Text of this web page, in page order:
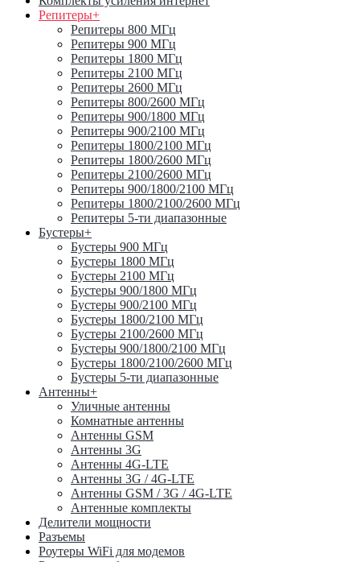
Репитеры+
Репитеры 800 МГц
Репитеры 900 МГц
Репитеры 1800 МГц
Репитеры 2100 МГц
Репитеры 2600 МГц
Репитеры 800/2600 МГц
Репитеры 900/1800 МГц
Репитеры 900/2100 МГц
Репитеры 1800/2100 МГц
Репитеры 1800/2600 МГц
Репитеры 2100/2600 МГц
Репитеры 900/1800/2100 МГц
Репитеры 1800/2100/2600 МГц
Репитеры 5-ти диапазонные
Бустеры+
Бустеры 900 МГц
Бустеры 1800 МГц
Бустеры 2100 МГц
Бустеры 900/1800 МГц
Бустеры 900/2100 МГц
Бустеры 1800/2100 МГц
Бустеры 2100/2600 МГц
Бустеры 900/1800/2100 МГц
Бустеры 1800/2100/2600 МГц
Бустеры 5-ти диапазонные
Антенны+
Уличные антенны
Комнатные антенны
Антенны GSM
Антенны 3G
Антенны 4G-LTE
Антенны 3G / 4G-LTE
Антенны GSM / 3G / 4G-LTE
Антенные комплекты
Делители мощности
Разъемы
Роутеры WiFi для модемов